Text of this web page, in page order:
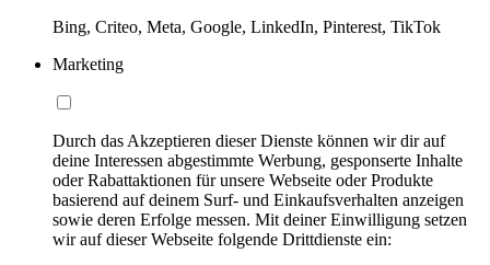
Bing, Criteo, Meta, Google, LinkedIn, Pinterest, TikTok
Marketing
Durch das Akzeptieren dieser Dienste können wir dir auf
deine Interessen abgestimmte Werbung, gesponserte Inhalte
oder Rabattaktionen für unsere Webseite oder Produkte
basierend auf deinem Surf- und Einkaufsverhalten anzeigen
sowie deren Erfolge messen. Mit deiner Einwilligung setzen
wir auf dieser Webseite folgende Drittdienste ein: